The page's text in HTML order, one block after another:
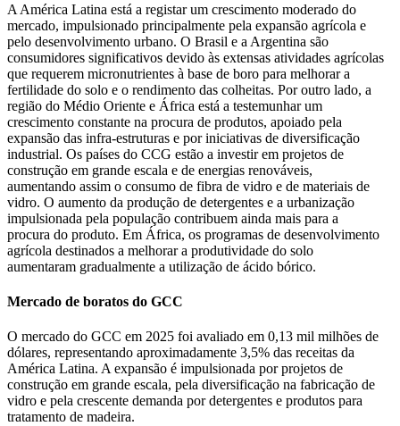
A América Latina está a registar um crescimento moderado do
mercado, impulsionado principalmente pela expansão agrícola e
pelo desenvolvimento urbano. O Brasil e a Argentina são
consumidores significativos devido às extensas atividades agrícolas
que requerem micronutrientes à base de boro para melhorar a
fertilidade do solo e o rendimento das colheitas. Por outro lado, a
região do Médio Oriente e África está a testemunhar um
crescimento constante na procura de produtos, apoiado pela
expansão das infra-estruturas e por iniciativas de diversificação
industrial. Os países do CCG estão a investir em projetos de
construção em grande escala e de energias renováveis,
aumentando assim o consumo de fibra de vidro e de materiais de
vidro. O aumento da produção de detergentes e a urbanização
impulsionada pela população contribuem ainda mais para a
procura do produto. Em África, os programas de desenvolvimento
agrícola destinados a melhorar a produtividade do solo
aumentaram gradualmente a utilização de ácido bórico.
Mercado de boratos do GCC
O mercado do GCC em 2025 foi avaliado em 0,13 mil milhões de
dólares, representando aproximadamente 3,5% das receitas da
América Latina. A expansão é impulsionada por projetos de
construção em grande escala, pela diversificação na fabricação de
vidro e pela crescente demanda por detergentes e produtos para
tratamento de madeira.